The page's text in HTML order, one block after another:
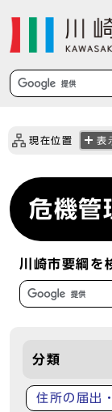
現在位置 表
危機
川崎市要綱を
分類
住所の届出